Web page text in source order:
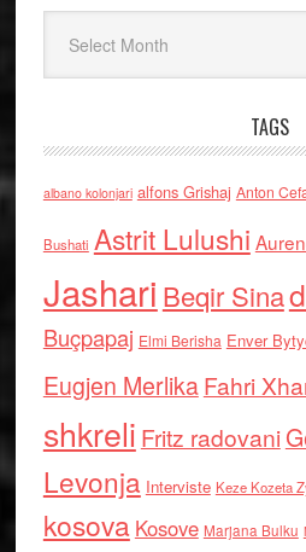
TAGS
albano kolonjari alfons Grishaj Anton
Bushati Astrit Lulushi
Jashari Beqir Sina
Buçpapaj Elmi Berisha Enver
Eugjen MerlikaFahri
shkreli Fritz radovani
Levonja Interviste Keze Kozeta
kosova Kosove Marjana Bulku